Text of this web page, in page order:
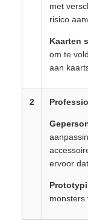
met
risico
Kaarten
om te
aan
2
ervoor
monsters